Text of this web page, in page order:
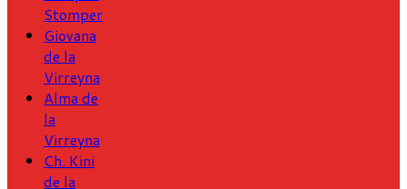
Stomper
Giovana
de la
Virreyna
Alma de
la
Virreyna
Ch. Kini
de la